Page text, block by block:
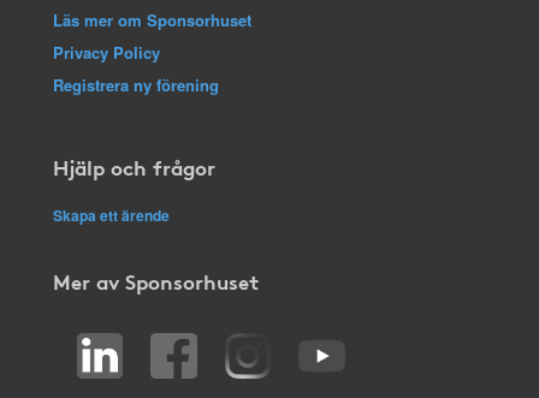
Läs mer om Sponsorhuset
Privacy Policy
Registrera ny förening
Hjälp och frågor
Skapa ett ärende
Mer av Sponsorhuset